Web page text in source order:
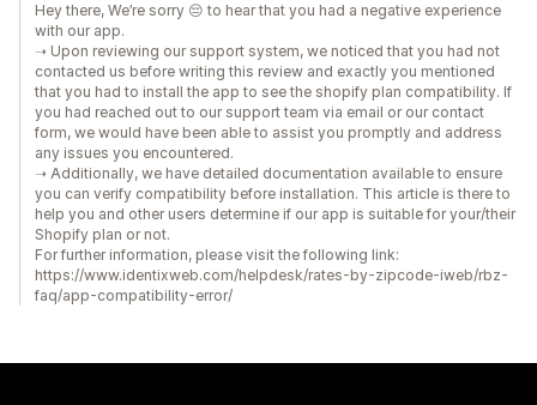
Hey there, We’re sorry 😔 to hear that you had a negative experience
with our app.
➝ Upon reviewing our support system, we noticed that you had not
contacted us before writing this review and exactly you mentioned
that you had to install the app to see the shopify plan compatibility. If
you had reached out to our support team via email or our contact
form, we would have been able to assist you promptly and address
any issues you encountered.
➝ Additionally, we have detailed documentation available to ensure
you can verify compatibility before installation. This article is there to
help you and other users determine if our app is suitable for your/their
Shopify plan or not.
For further information, please visit the following link:
https://www.identixweb.com/helpdesk/rates-by-zipcode-iweb/rbz-
faq/app-compatibility-error/